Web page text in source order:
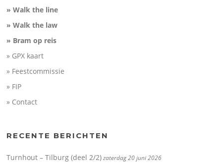
» Walk the line
» Walk the law
» Bram op reis
» GPX kaart
» Feestcommissie
» FIP
» Contact
RECENTE BERICHTEN
Turnhout – Tilburg (deel 2/2)zaterdag 20 juni 2026